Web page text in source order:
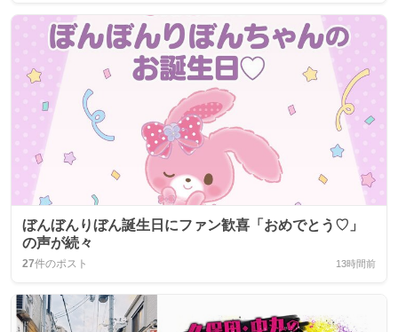
ぼんぼんりぼん誕生日にファン歓喜「おめでとう♡」
の声が続々
27件のポスト 13時間前